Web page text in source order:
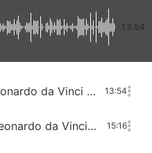
-13:54
01 – Fábulas de Leonardo da Vinci – O papel e a tinta 13:54
02 – Fábulas de Leonardo da Vinci – A formiga e o gr╞o de trigo 15:16